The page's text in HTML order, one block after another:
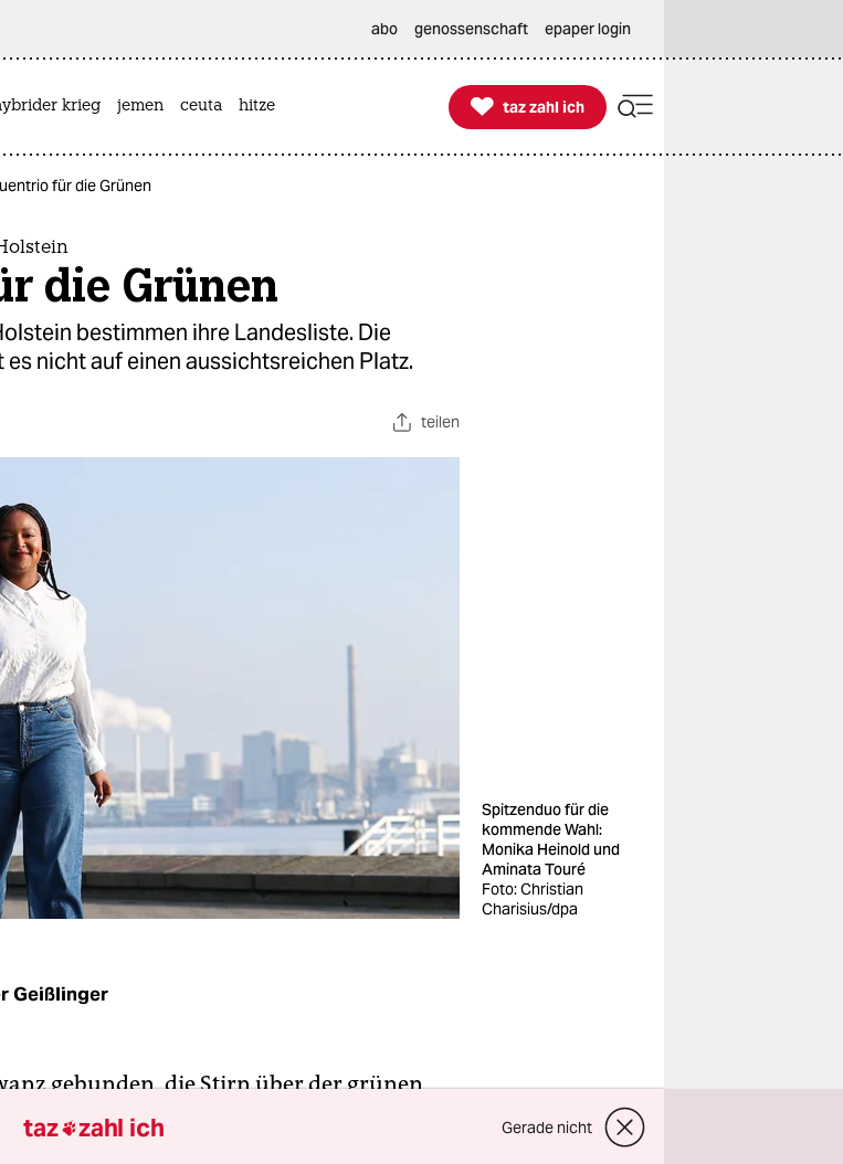
abo genossenschaft epaper login
krieg jemen ceuta hitze 
taz zahl ich
taz zahl ich
für die Grünen
die Grünen
bestimmen ihre Landesliste. Die
nicht auf einen aussichtsreichen Platz.
teilen
Spitzenduo für die
kommende Wahl:
Monika Heinold und
Aminata Touré
Foto: Christian
Charisius/dpa
Geißlinger
gebunden, die Stirn über der grünen
starrem Blick verfolgte Ann-Kathrin
schleswig-holsteinischen Landesparteitag
taz zahl ich Gerade nicht